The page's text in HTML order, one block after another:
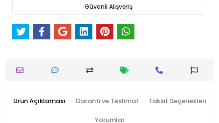
Güvenli Alışveriş
Ürün Açıklaması Garanti ve Teslimat Taksit Seçenekleri
Yorumlar